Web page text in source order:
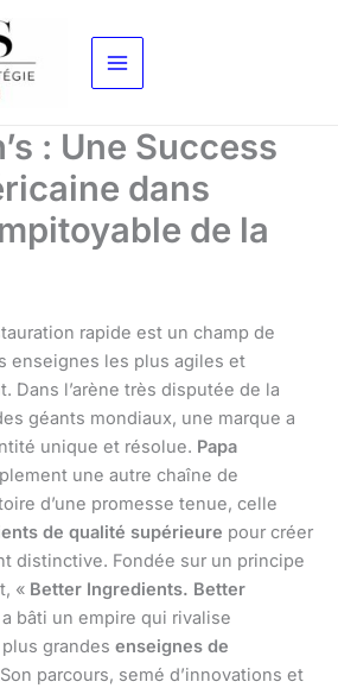
: Une Success
dans
de la
rapide est un champ de
enseignes les plus agiles et
Dans l’arène très disputée de la
géants mondiaux, une marque a
unique et résolue. Papa
une autre chaîne de
d’une promesse tenue, celle
de qualité supérieure pour créer
distinctive. Fondée sur un principe
« Better Ingredients. Better
a bâti un empire qui rivalise
grandes enseignes de
parcours, semé d’innovations et